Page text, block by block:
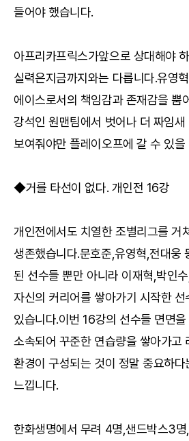
들어야 했습니다.
아프리카프릭스가앞으로 상대해야
실력은지금까지와는 다릅니다.유영
에이스로서의 책임감과 존재감을 뿜
강석인 원맨팀에서 벗어나 더 짜임새
보여줘야만 플레이오프에 갈 수 있을
◆거를 타선이 없다. 개인전 16강
개인전에서도 치열한 조별리그를 거
생존했습니다.문호준,유영혁,전대웅
된 선수들 뿐만 아니라 이재혁,박인
자신의 커리어를 쌓아가기 시작한
있습니다.이번 16강의 선수들 면면
소속되어 꾸준한 연습량을 쌓아가고
환경이 구성되는 것이 정말 중요하
느낍니다.
한화생명에서 무려 4명,샌드박스3